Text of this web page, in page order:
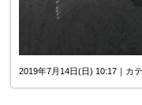
2019年7月14日(日) 10:17｜カテ